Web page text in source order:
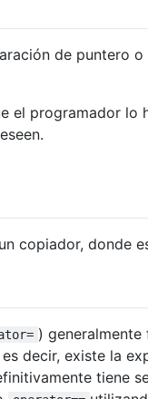
de puntero
el programador lo
copiador, donde
)
decir, existe la
tiene